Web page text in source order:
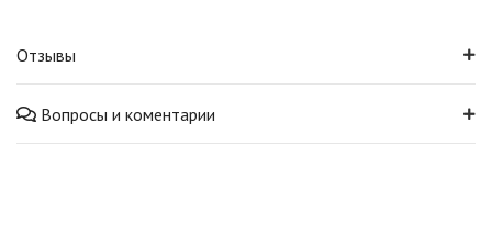
Отзывы
Вопросы и коментарии